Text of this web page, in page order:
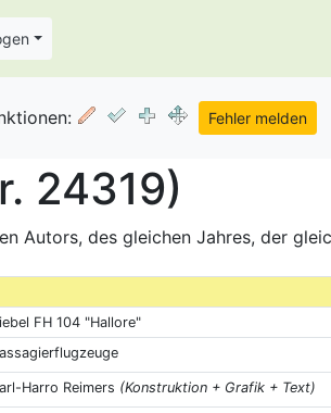
24319)
Autors, des gleichen Jahres, der
FH 104 "Hallore"
Harro Reimers (Konstruktion + Grafik + Text)